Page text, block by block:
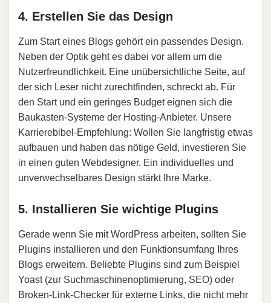
4. Erstellen Sie das Design
Zum Start eines Blogs gehört ein passendes Design.
Neben der Optik geht es dabei vor allem um die
Nutzerfreundlichkeit. Eine unübersichtliche Seite, auf
der sich Leser nicht zurechtfinden, schreckt ab. Für
den Start und ein geringes Budget eignen sich die
Baukasten-Systeme der Hosting-Anbieter. Unsere
Karrierebibel-Empfehlung: Wollen Sie langfristig etwas
aufbauen und haben das nötige Geld, investieren Sie
in einen guten Webdesigner. Ein individuelles und
unverwechselbares Design stärkt Ihre Marke.
5. Installieren Sie wichtige Plugins
Gerade wenn Sie mit WordPress arbeiten, sollten Sie
Plugins installieren und den Funktionsumfang Ihres
Blogs erweitern. Beliebte Plugins sind zum Beispiel
Yoast (zur Suchmaschinenoptimierung, SEO) oder
Broken-Link-Checker für externe Links, die nicht mehr